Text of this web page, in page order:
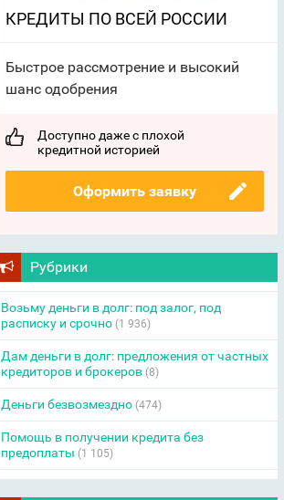
КРЕДИТЫ ПО ВСЕЙ РОССИИ
Быстрое рассмотрение и высокий
шанс одобрения
Доступно даже с плохой
кредитной историей
Оформить заявку
Рубрики
Возьму деньги в долг: под залог, под
расписку и срочно(1 936)
Дам деньги в долг: предложения от частных
кредиторов и брокеров(8)
Деньги безвозмездно(474)
Помощь в получении кредита без
предоплаты (1 105)